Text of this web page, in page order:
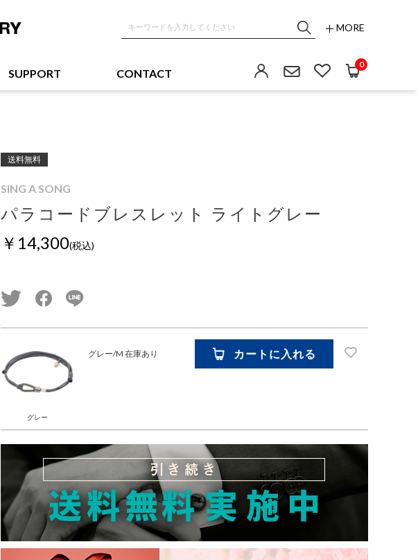
MORE
SUPPORT CONTACT
0
送料無料
SING A SONG
パラコードブレスレット ライトグレー
￥14,300(税込)
twitter facebook
グレー
グレー/M 在庫あり カートに入れる